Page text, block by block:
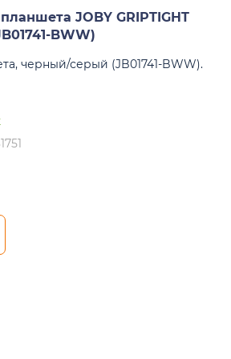
JOBY GRIPTIGHT
BWW)
черный/серый (JB01741-BWW).